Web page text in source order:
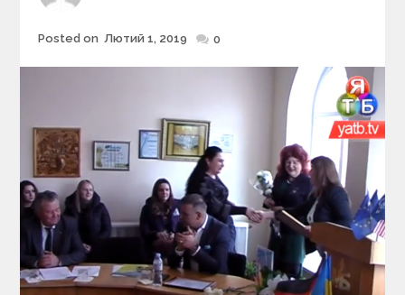
Posted
Posted on Лютий 1, 2019 0